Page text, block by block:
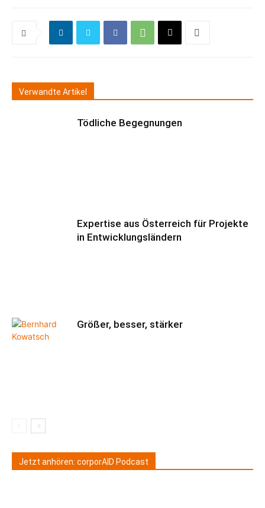
Verwandte Artikel
Tödliche Begegnungen
Expertise aus Österreich für Projekte
in Entwicklungsländern
Größer, besser, stärker
Jetzt anhören: corporAID Podcast